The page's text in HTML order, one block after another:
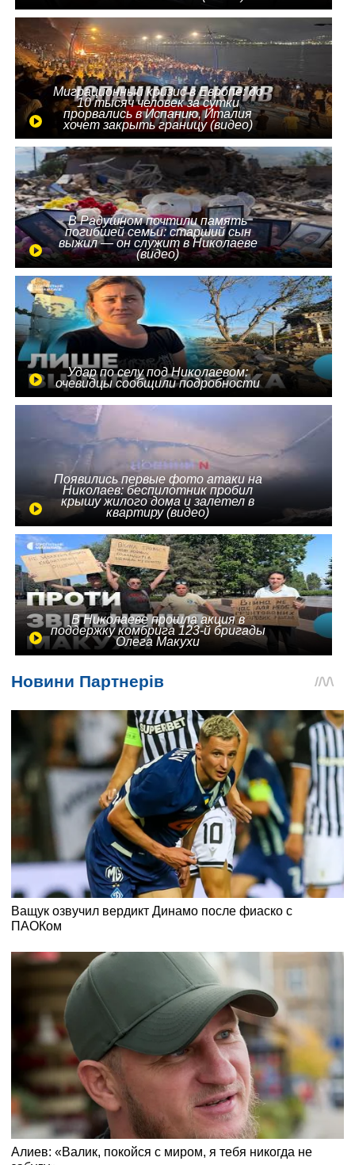
Миграционный кризис в Европе: до
10 тысяч человек за сутки
прорвались в Испанию, Италия
хочет закрыть границу (видео)
В Радушном почтили память
погибшей семьи: старший сын
выжил — он служит в Николаеве
(видео)
Удар по селу под Николаевом:
очевидцы сообщили подробности
Появились первые фото атаки на
Николаев: беспилотник пробил
крышу жилого дома и залетел в
квартиру (видео)
В Николаеве прошла акция в
поддержку комбрига 123-й бригады
Олега Макухи